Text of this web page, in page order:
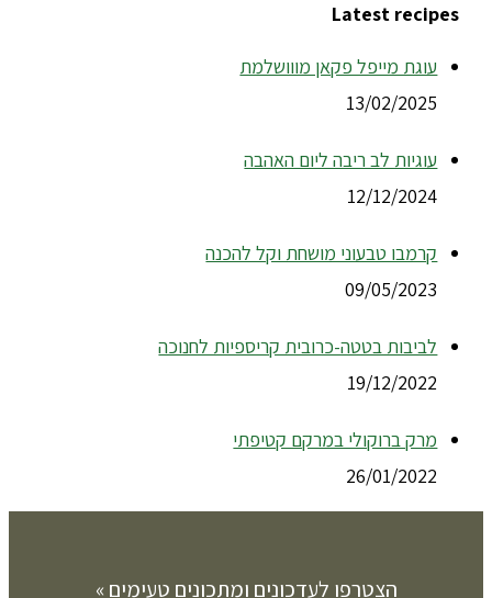
Latest recipes
עוגת מייפל פקאן מווושלמת
13/02/2025
עוגיות לב ריבה ליום האהבה
12/12/2024
קרמבו טבעוני מושחת וקל להכנה
09/05/2023
לביבות בטטה-כרובית קריספיות לחנוכה
19/12/2022
מרק ברוקולי במרקם קטיפתי
26/01/2022
הצטרפו לעדכונים ומתכונים טעימים »